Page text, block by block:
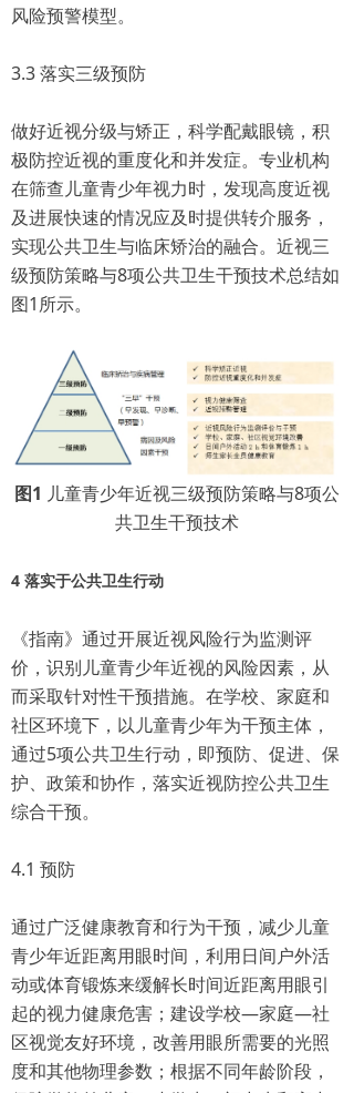
风险预警模型。
3.3 落实三级预防
做好近视分级与矫正，科学配戴眼镜，积
极防控近视的重度化和并发症。专业机构
在筛查儿童青少年视力时，发现高度近视
及进展快速的情况应及时提供转介服务，
实现公共卫生与临床矫治的融合。近视三
级预防策略与8项公共卫生干预技术总结如
图1所示。
图1 儿童青少年近视三级预防策略与8项公
共卫生干预技术
4 落实于公共卫生行动
《指南》通过开展近视风险行为监测评
价，识别儿童青少年近视的风险因素，从
而采取针对性干预措施。在学校、家庭和
社区环境下，以儿童青少年为干预主体，
通过5项公共卫生行动，即预防、促进、保
护、政策和协作，落实近视防控公共卫生
综合干预。
4.1 预防
通过广泛健康教育和行为干预，减少儿童
青少年近距离用眼时间，利用日间户外活
动或体育锻炼来缓解长时间近距离用眼引
起的视力健康危害；建设学校—家庭—社
区视觉友好环境，改善用眼所需要的光照
度和其他物理参数；根据不同年龄阶段，